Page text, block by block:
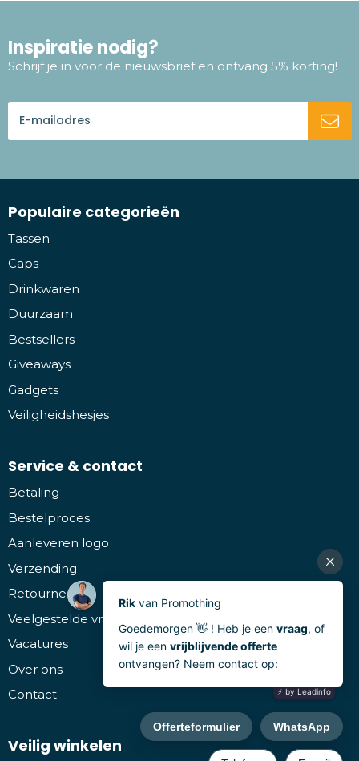
Inspiratie nodig?
Schrijf je in voor de nieuwsbrief en ontvang 5% korting!
Populaire categorieën
Tassen
Caps
Drinkwaren
Duurzaam
Bestsellers
Giveaways
Gadgets
Veiligheidshesjes
Service & contact
Betaling
Bestelproces
Aanleveren logo
Verzending
Retourneren
Veelgestelde vragen
Vacatures
Over ons
Contact
Veilig winkelen